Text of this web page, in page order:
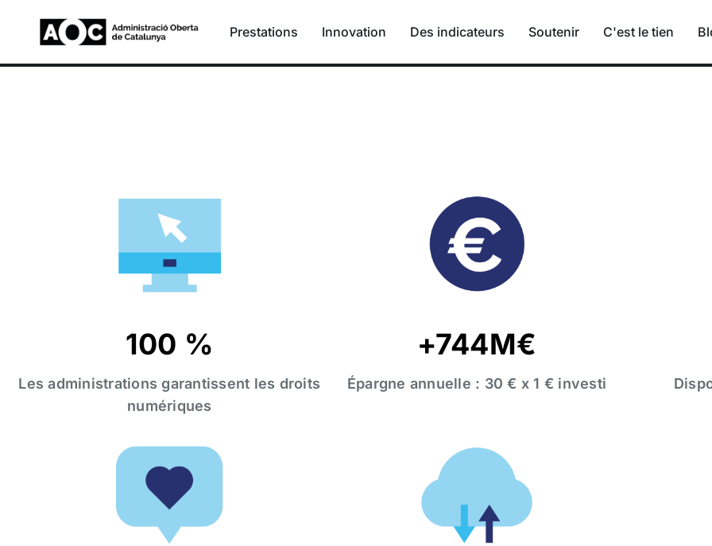
Prestations Innovation Des indicateurs Soutenir C'est le tien
100 %
Les administrations garantissent les droits
numériques
+744M€
Épargne annuelle : 30 € x 1 € investi